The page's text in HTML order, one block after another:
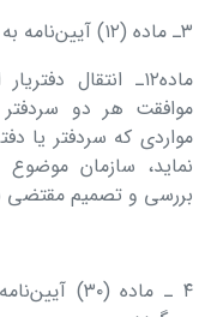
۳ـ ماده (۱۲) آیین‌نامه به شرح زیر اصلاح می‌شود:
ماده۱۲ـ انتقال
موافقت هر دو
مواردی که سردفتر یا
نماید، سازمان
بررسی و تصمیم مقتضی
۴ ـ ماده